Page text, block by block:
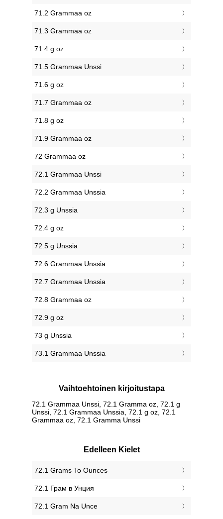
71.2 Grammaa oz
71.3 Grammaa oz
71.4 g oz
71.5 Grammaa Unssi
71.6 g oz
71.7 Grammaa oz
71.8 g oz
71.9 Grammaa oz
72 Grammaa oz
72.1 Grammaa Unssi
72.2 Grammaa Unssia
72.3 g Unssia
72.4 g oz
72.5 g Unssia
72.6 Grammaa Unssia
72.7 Grammaa Unssia
72.8 Grammaa oz
72.9 g oz
73 g Unssia
73.1 Grammaa Unssia
Vaihtoehtoinen kirjoitustapa
72.1 Grammaa Unssi, 72.1 Gramma oz, 72.1 g
Unssi, 72.1 Grammaa Unssia, 72.1 g oz, 72.1
Grammaa oz, 72.1 Gramma Unssi
Edelleen Kielet
‎72.1 Grams To Ounces
‎72.1 Грам в Унция
‎72.1 Gram Na Unce